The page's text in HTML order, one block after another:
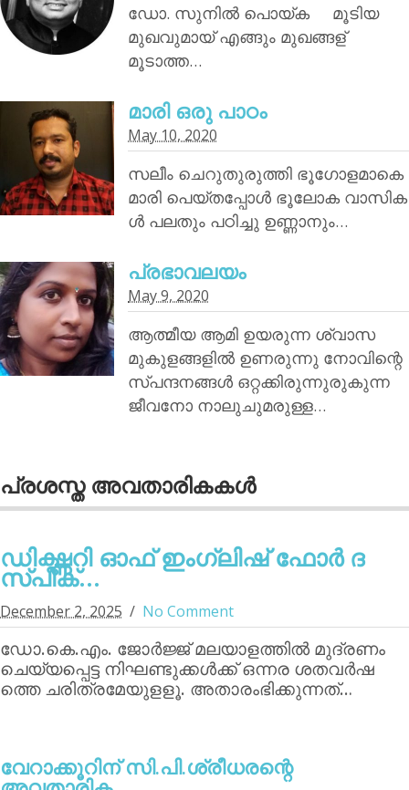
ഡോ. സുനിൽ പൊയ്‌ക മൂടിയ
മുഖവുമായ് എങ്ങും മുഖങ്ങള്
മൂടാത്ത…
മാരി ഒരു പാഠം
May 10, 2020
സലീം ചെറുതുരുത്തി ഭൂഗോളമാകെ
മാരി പെയ്തപ്പോൾ ഭൂലോക വാസിക
ൾ പലതും പഠിച്ചു ഉണ്ണാനും…
പ്രഭാവലയം
May 9, 2020
ആത്മീയ ആമി ഉയരുന്ന ശ്വാസ
മുകുളങ്ങളിൽ ഉണരുന്നു നോവിന്റെ
സ്പന്ദനങ്ങൾ ഒറ്റക്കിരുന്നുരുകുന്ന
ജീവനോ നാലുചുമരുള്ള…
പ്രശസ്ത അവതാരികകള്‍
ഡിക്ഷ്ണറി ഓഫ് ഇംഗ്ലിഷ് ഫോര്‍ ദ
സ്പീക്...
December 2, 2025 No Comment
ഡോ.കെ.എം. ജോര്‍ജ്ജ് മലയാളത്തില്‍ മുദ്രണം
ചെയ്യപ്പെട്ട നിഘണ്ടുക്കള്‍ക്ക് ഒന്നര ശതവര്‍ഷ
ത്തെ ചരിത്രമേയുളളൂ. അതാരംഭിക്കുന്നത്…
വേറാക്കൂറിന്‌ സി.പി.ശ്രീധരന്റെ